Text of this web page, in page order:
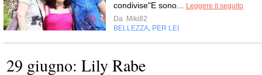
condivise"E sono...
Leggere il seguito
Da Miki82
BELLEZZA PER LEI
29 giugno: Lily Rabe